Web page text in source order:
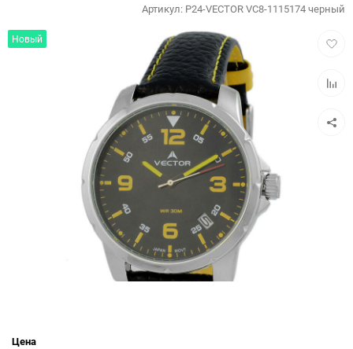
Новый
Артикул: P24-VECTOR VC8-1115174 черный
Цена